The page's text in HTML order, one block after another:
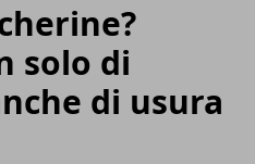
solo di
di usura